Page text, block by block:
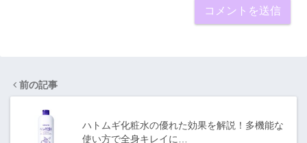
前の記事
ハトムギ化粧水の優れた効果を解説！多機能な
使い方で全身キレイに…